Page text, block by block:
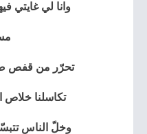
وانا لي غايتي
تحرّر من قفص
تكاسلنا خلاص
وخلّ الناس